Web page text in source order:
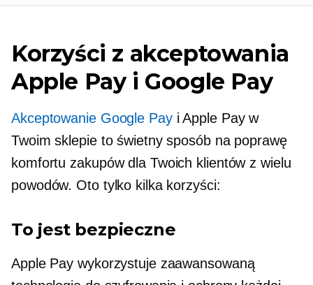
Korzyści z akceptowania
Apple Pay i Google Pay
Akceptowanie Google Payi Apple Pay w
Twoim sklepie to świetny sposób na poprawę
komfortu zakupów dla Twoich klientów z wielu
powodów. Oto tylko kilka korzyści:
To jest bezpieczne
Apple Pay wykorzystuje zaawansowaną